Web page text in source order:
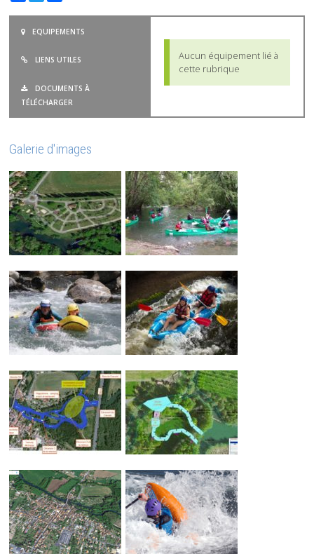
EQUIPEMENTS
LIENS UTILES
DOCUMENTS À
TÉLÉCHARGER
Aucun équipement lié à
cette rubrique
Galerie d'images